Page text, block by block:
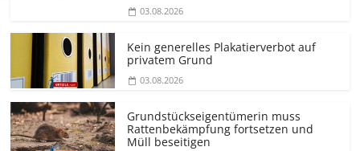
03.08.2026
Kein generelles Plakatierverbot auf
privatem Grund
03.08.2026
Grundstücks­eigentümerin muss
Rattenbekämpfung fortsetzen und
Müll beseitigen